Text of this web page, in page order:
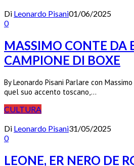
Di Leonardo Pisani01/06/2025
0
MASSIMO CONTE DA
CAMPIONE DI BOXE
By Leonardo Pisani Parlare con
quel suo accento toscano,…
CULTURA
Di Leonardo Pisani31/05/2025
0
LEONE, ER NERO DE